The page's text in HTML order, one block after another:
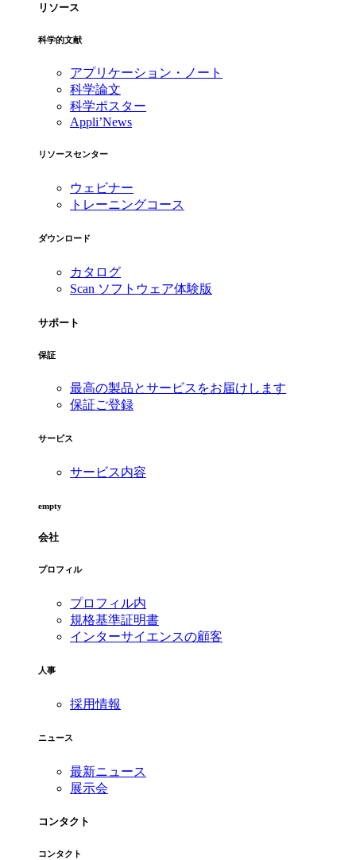
リソース
科学的文献
アプリケーション・ノート
科学論文
科学ポスター
Appli’News
リソースセンター
ウェビナー
トレーニングコース
ダウンロード
カタログ
Scan ソフトウェア体験版
サポート
保証
最高の製品とサービスをお届けします
保証ご登録
サービス
サービス内容
empty
会社
プロフィル
プロフィル内
規格基準証明書
インターサイエンスの顧客
人事
採用情報
ニュース
最新ニュース
展示会
コンタクト
コンタクト